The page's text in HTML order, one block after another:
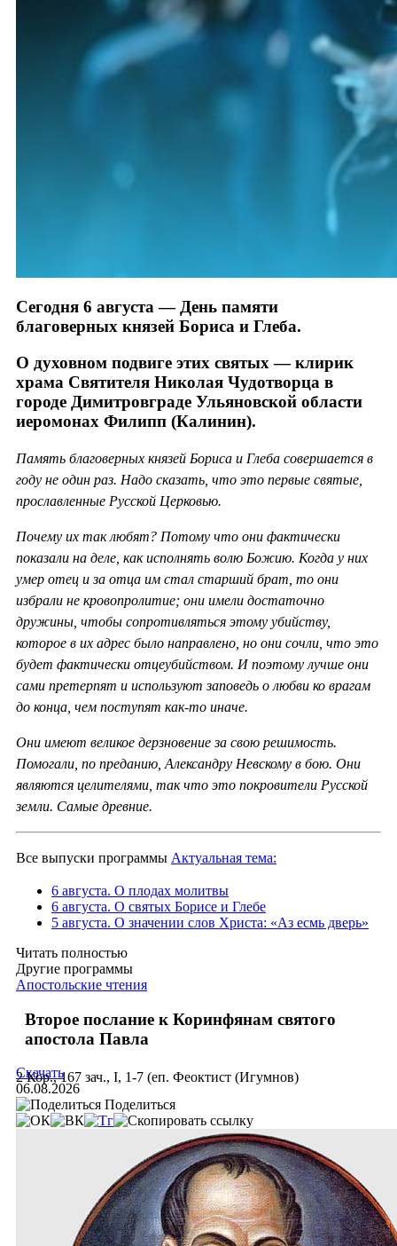
Сегодня 6 августа — День памяти
благоверных князей Бориса и Глеба.
О духовном подвиге этих святых — клирик
храма Святителя Николая Чудотворца в
городе Димитровграде Ульяновской области
иеромонах Филипп (Калинин).
Память благоверных князей Бориса и Глеба совершается в
году не один раз. Надо сказать, что это первые святые,
прославленные Русской Церковью.
Почему их так любят? Потому что они фактически
показали на деле, как исполнять волю Божию. Когда у них
умер отец и за отца им стал старший брат, то они
избрали не кровопролитие; они имели достаточно
дружины, чтобы сопротивляться этому убийству,
которое в их адрес было направлено, но они сочли, что это
будет фактически отцеубийством. И поэтому лучше они
сами претерпят и используют заповедь о любви ко врагам
до конца, чем поступят как-то иначе.
Они имеют великое дерзновение за свою решимость.
Помогали, по преданию, Александру Невскому в бою. Они
являются целителями, так что это покровители Русской
земли. Самые древние.
Все выпуски программы Актуальная тема:
6 августа. О плодах молитвы
6 августа. О святых Борисе и Глебе
5 августа. О значении слов Христа: «Аз есмь дверь»
Читать полностью
Другие программы
Апостольские чтения
Второе послание к Коринфянам святого
апостола Павла
2 Кор., 167 зач., I, 1-7 (еп. Феоктист (Игумнов)
Скачать
06.08.2026
Поделиться